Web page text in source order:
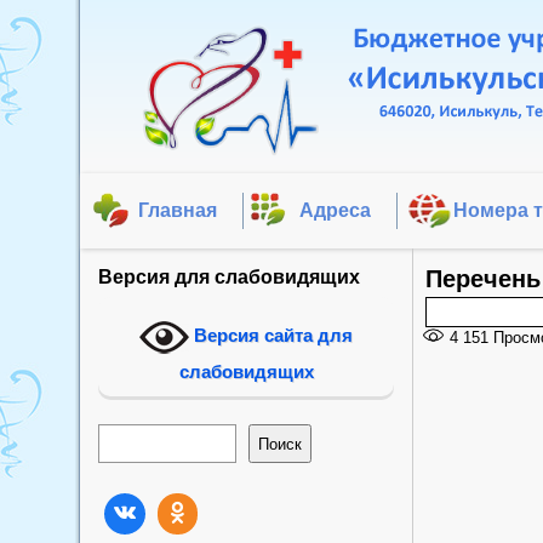
Главная Адреса Номера
Версия для слабовидящих
Версия сайта для
слабовидящих
Поиск
4 151